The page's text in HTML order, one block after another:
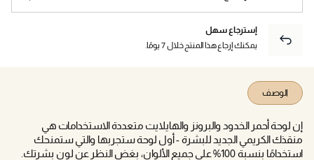
إسترجاع سهل
يمكنك إرجاع هذا المنتج خلال 7 يومًا.
الوصف
إن لوحة أحمر الخدود والبرونز والهايلايت متعددة الاستخدامات هي
منقذك الكريمي الجديد للبشرة - أول لوحة ستجربها والتي ستمنحك
استخدامًا بنسبة 100% على جميع الألوان، بغض النظر عن لون بشرتك.